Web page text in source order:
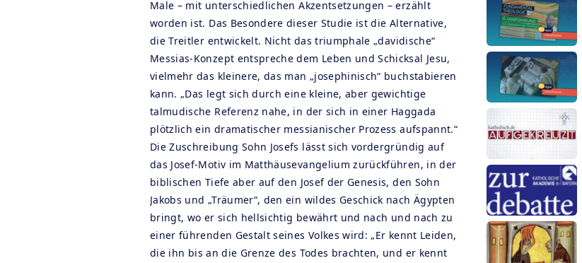
Male – mit unterschiedlichen Akzentsetzungen – erzählt
worden ist. Das Besondere dieser Studie ist die Alternative,
die Treitler entwickelt. Nicht das triumphale „davidische“
Messias-Konzept entspreche dem Leben und Schicksal Jesu,
vielmehr das kleinere, das man „josephinisch“ buchstabieren
kann. „Das legt sich durch eine kleine, aber gewichtige
talmudische Referenz nahe, in der sich in einer Haggada
plötzlich ein dramatischer messianischer Prozess aufspannt.“
Die Zuschreibung Sohn Josefs lässt sich vordergründig auf
das Josef-Motiv im Matthäusevangelium zurückführen, in der
biblischen Tiefe aber auf den Josef der Genesis, den Sohn
Jakobs und „Träumer“, den ein wildes Geschick nach Ägypten
bringt, wo er sich hellsichtig bewährt und nach und nach zu
einer führenden Gestalt seines Volkes wird: „Er kennt Leiden,
die ihn bis an die Grenze des Todes brachten, und er kennt